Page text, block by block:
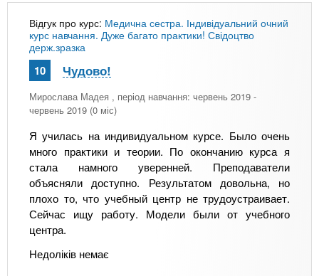
Відгук про курс: Медична сестра. Індивідуальний очний
курс навчання. Дуже багато практики! Свідоцтво
держ.зразка
Мирослава Мадея , період навчання: червень 2019 -
червень 2019 (0 міс)
Я училась на индивидуальном курсе. Было очень
много практики и теории. По окончанию курса я
стала намного уверенней. Преподаватели
объясняли доступно. Результатом довольна, но
плохо то, что учебный центр не трудоустраивает.
Сейчас ищу работу. Модели были от учебного
центра.
Недоліків немає
10 Чудово!